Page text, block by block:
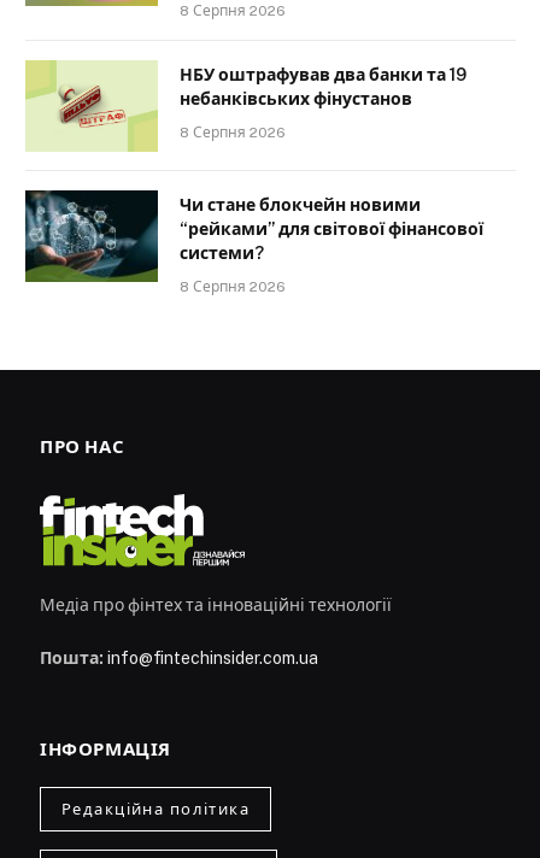
8 Серпня 2026
НБУ оштрафував два банки та 19
небанківських фінустанов
8 Серпня 2026
Чи стане блокчейн новими
“рейками” для світової фінансової
системи?
8 Серпня 2026
ПРО НАС
Медіа про фінтех та інноваційні технології
Пошта: info@fintechinsider.com.ua
ІНФОРМАЦІЯ
Редакційна політика